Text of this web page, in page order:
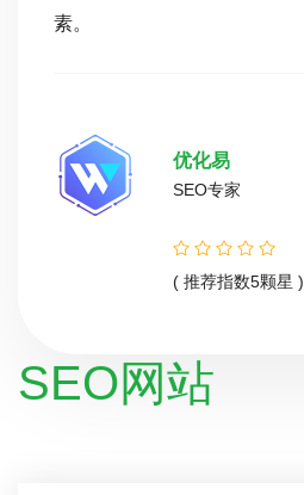
素。
优化易
SEO专家
( 推荐指数5颗星 )
SEO网站